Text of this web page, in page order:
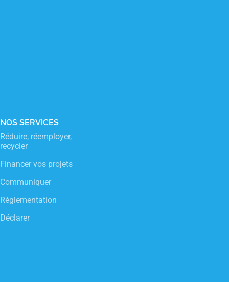
NOS SERVICES
Réduire, réemployer,
recycler
Financer vos projets
Communiquer
Règlementation
Déclarer